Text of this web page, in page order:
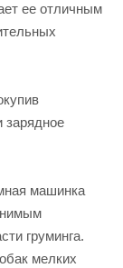
ее отличным
зарядное
машинка
груминга.
мелких